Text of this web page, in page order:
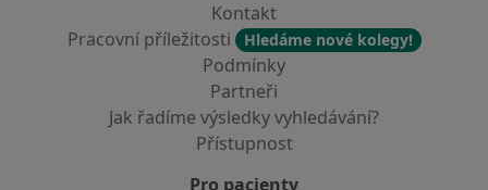
Kontakt
Pracovní příležitosti
Hledáme nové kolegy!
Podmínky
Partneři
Jak řadíme výsledky vyhledávání?
Přístupnost
Pro pacienty